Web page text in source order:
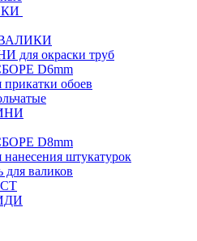
для окраски труб
D6mm
обоев
D8mm
штукатурок
для валиков